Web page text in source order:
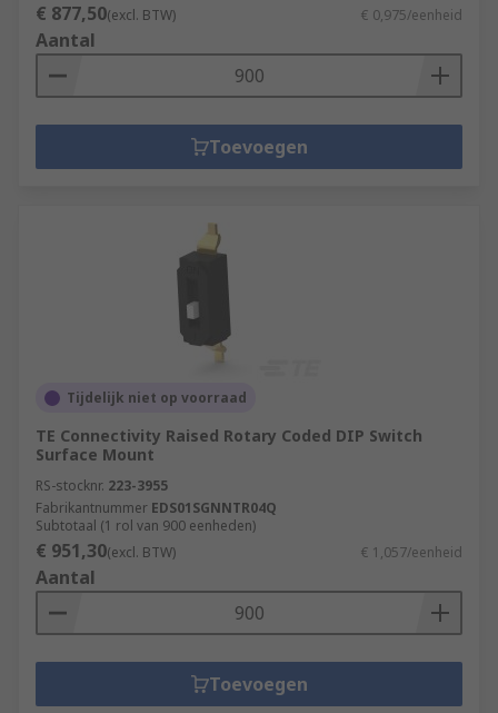
€ 877,50(excl. BTW) € 0,975/eenheid
Aantal
Toevoegen
Tijdelijk niet op voorraad
TE Connectivity Raised Rotary Coded DIP Switch
Surface Mount
RS-stocknr. 223-3955
Fabrikantnummer EDS01SGNNTR04Q
Subtotaal (1 rol van 900 eenheden)
€ 951,30(excl. BTW) € 1,057/eenheid
Aantal
Toevoegen